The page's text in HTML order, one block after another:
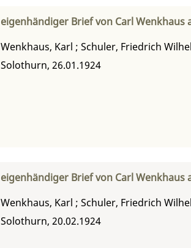
eigenhändiger Brief von Carl Wenkhaus
Wenkhaus, Karl ; Schuler, Friedrich
Solothurn, 26.01.1924
eigenhändiger Brief von Carl Wenkhaus
Wenkhaus, Karl ; Schuler, Friedrich
Solothurn, 20.02.1924